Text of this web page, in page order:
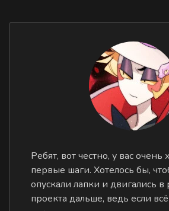
Ребят, вот честно, у вас
первые шаги. Хотелось бы,
опускали лапки и двигались в
проекта дальше, ведь если